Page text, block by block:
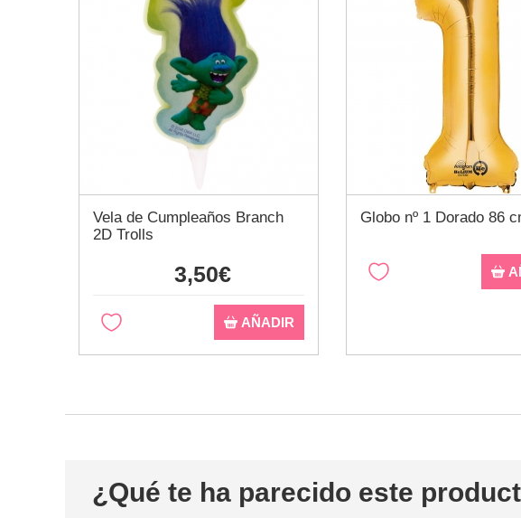
Vela de Cumpleaños Branch
2D Trolls
3,50€
AÑADIR
Globo nº 1 Dorado 86
¿Qué te ha parecido este